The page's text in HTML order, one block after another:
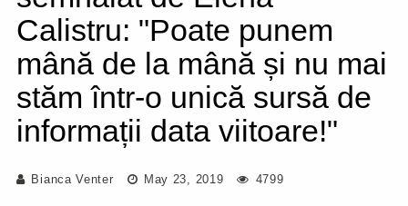
Calistru: "Poate punem
mână de la mână și nu mai
stăm într-o unică sursă de
informații data viitoare!"
Bianca Venter May 23, 2019 4799